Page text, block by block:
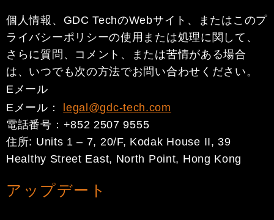
個人情報、GDC TechのWebサイト、またはこのプ
ライバシーポリシーの使用または処理に関して、
さらに質問、コメント、または苦情がある場合
は、いつでも次の方法でお問い合わせください。
Eメール
Eメール： legal@gdc-tech.com
電話番号：+852 2507 9555
住所: Units 1 – 7, 20/F, Kodak House II, 39
Healthy Street East, North Point, Hong Kong
アップデート